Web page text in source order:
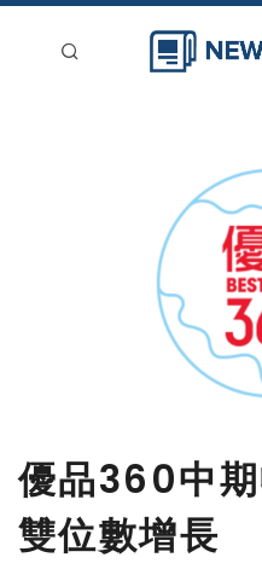
優品360中
雙位數增長